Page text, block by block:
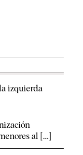
izquierda
al [...]